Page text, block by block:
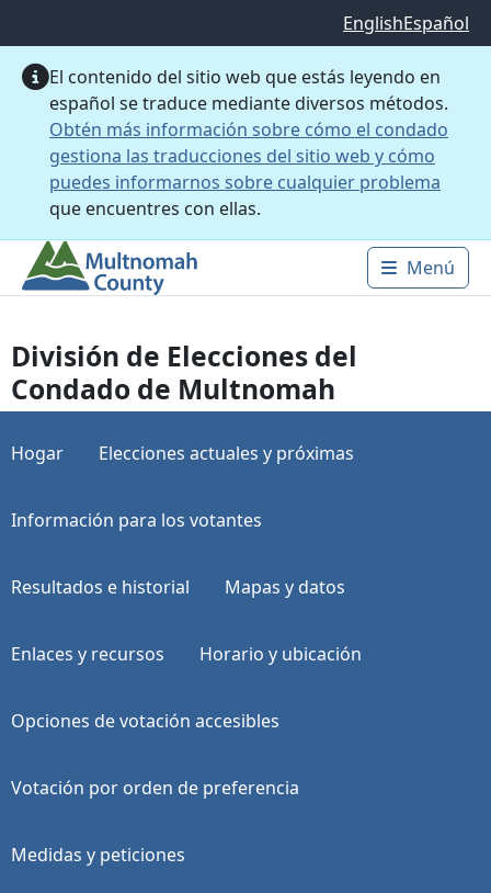
EnglishEspañol
El contenido del sitio web que estás leyendo en
español se traduce mediante diversos métodos.
Obtén más información sobre cómo el condado
gestiona las traducciones del sitio web y cómo
puedes informarnos sobre cualquier problema
que encuentres con ellas.
Main
Menú
División de Elecciones del
Condado de Multnomah
Hogar Elecciones actuales y próximas
Información para los votantes
Resultados e historial Mapas y datos
Enlaces y recursos Horario y ubicación
Opciones de votación accesibles
Votación por orden de preferencia
Medidas y peticiones